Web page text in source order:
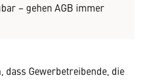
– gehen AGB immer
Gewerbetreibende, die